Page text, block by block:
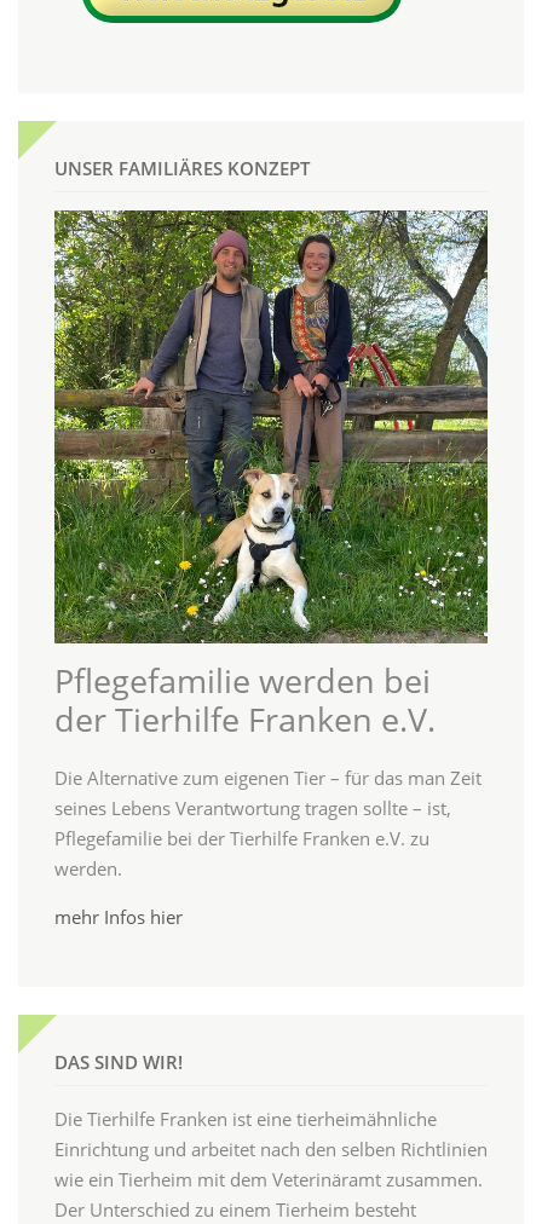
UNSER FAMILIÄRES KONZEPT
Pflegefamilie werden bei
der Tierhilfe Franken e.V.
Die Alternative zum eigenen Tier – für das man Zeit
seines Lebens Verantwortung tragen sollte – ist,
Pflegefamilie bei der Tierhilfe Franken e.V. zu
werden.
mehr Infos hier
DAS SIND WIR!
Die Tierhilfe Franken ist eine tierheimähnliche
Einrichtung und arbeitet nach den selben Richtlinien
wie ein Tierheim mit dem Veterinäramt zusammen.
Der Unterschied zu einem Tierheim besteht